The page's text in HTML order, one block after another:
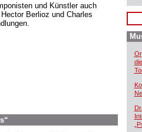
und Künstler auch
Berlioz und Charles